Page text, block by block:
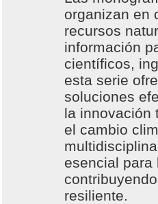
organizan en
recursos
información
científicos,
esta serie
soluciones
la innovación
el cambio
esencial para
resiliente.